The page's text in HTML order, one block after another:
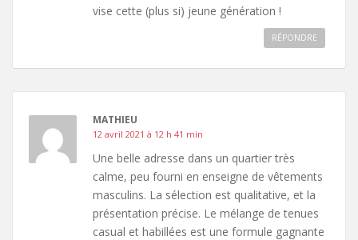
vise cette (plus si) jeune génération !
RÉPONDRE
MATHIEU
12 avril 2021 à 12 h 41 min
Une belle adresse dans un quartier très
calme, peu fourni en enseigne de vêtements
masculins. La sélection est qualitative, et la
présentation précise. Le mélange de tenues
casual et habillées est une formule gagnante